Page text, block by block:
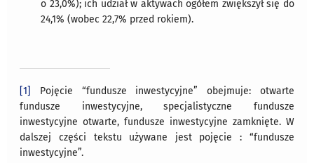
o 23,0%); ich udział w aktywach ogółem zwiększył się do
24,1% (wobec 22,7% przed rokiem).
[1]
Pojęcie “fundusze inwestycyjne” obejmuje: otwarte
fundusze inwestycyjne, specjalistyczne fundusze
inwestycyjne otwarte, fundusze inwestycyjne zamknięte. W
dalszej części tekstu używane jest pojęcie : “fundusze
inwestycyjne”.